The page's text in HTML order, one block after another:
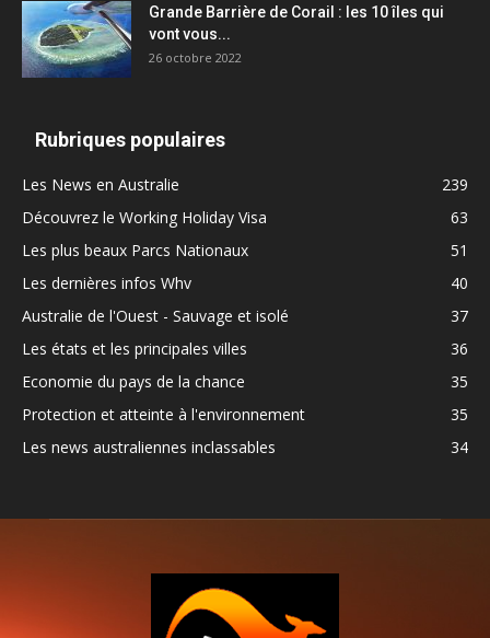
Grande Barrière de Corail : les 10 îles qui
vont vous...
26 octobre 2022
Rubriques populaires
Les News en Australie
239
Découvrez le Working Holiday Visa
63
Les plus beaux Parcs Nationaux
51
Les dernières infos Whv
40
Australie de l'Ouest - Sauvage et isolé
37
Les états et les principales villes
36
Economie du pays de la chance
35
Protection et atteinte à l'environnement
35
Les news australiennes inclassables
34